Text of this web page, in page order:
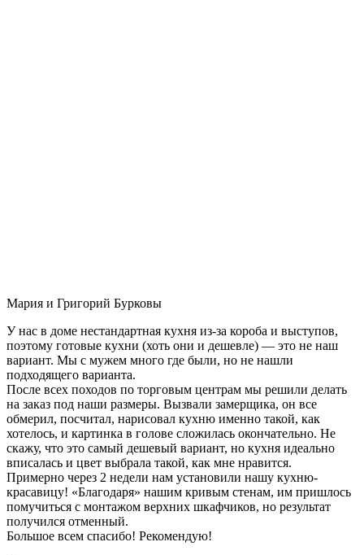
Мария и Григорий Бурковы
У нас в доме нестандартная кухня из-за короба и выступов,
поэтому готовые кухни (хоть они и дешевле) — это не наш
вариант. Мы с мужем много где были, но не нашли
подходящего варианта.
После всех походов по торговым центрам мы решили делать
на заказ под наши размеры. Вызвали замерщика, он все
обмерил, посчитал, нарисовал кухню именно такой, как
хотелось, и картинка в голове сложилась окончательно. Не
скажу, что это самый дешевый вариант, но кухня идеально
вписалась и цвет выбрала такой, как мне нравится.
Примерно через 2 недели нам установили нашу кухню-
красавицу! «Благодаря» нашим кривым стенам, им пришлось
помучиться с монтажом верхних шкафчиков, но результат
получился отменный.
Большое всем спасибо! Рекомендую!